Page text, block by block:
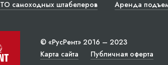
ТО самоходных штабелеров
Аренда
© «РусРент» 2016 – 2023
Карта сайта
Публичная оферта